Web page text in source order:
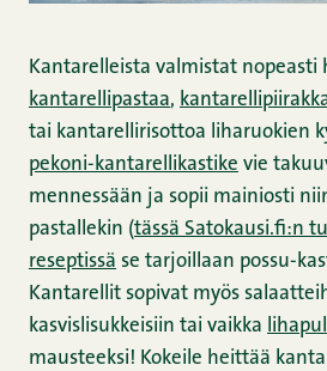
Kantarelleista valmistat nopeasti
kantarellipastaa,
tai kantarellirisottoa liharuokien
pekoni-kantarellikastike vie
mennessään ja sopii mainiosti
pastallekin (tässä Satokausi.fi:n
reseptissä se tarjoillaan possu-
Kantarellit sopivat myös
kasvislisukkeisiin tai vaikka
mausteeksi! Kokeile heittää